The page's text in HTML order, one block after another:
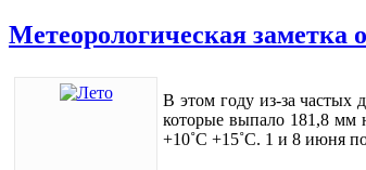
Метеорологическая заметка
В этом году из-за частых
которые выпало 181,8 мм
+10˚С +15˚С. 1 и 8 июня